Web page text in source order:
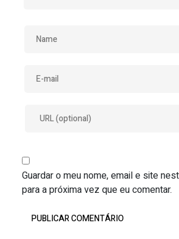
Guardar o meu nome, email e site
para a próxima vez que eu comentar.